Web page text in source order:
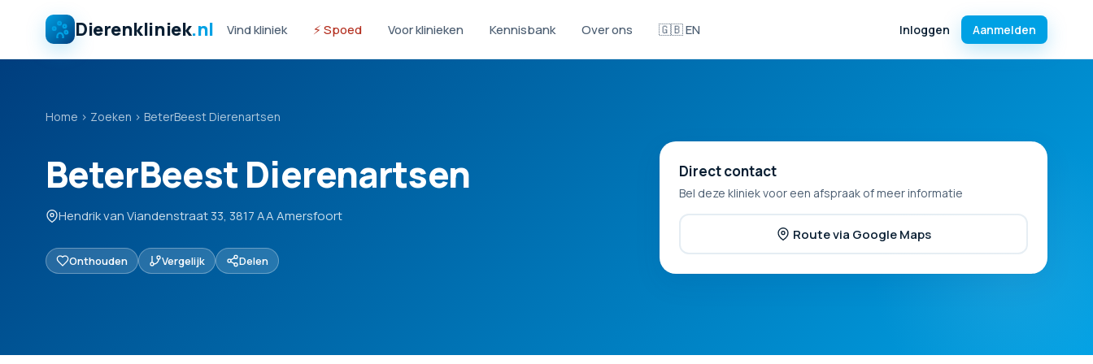
Dierenkliniek.nl Vind kliniek ⚡ Spoed Voor klinieken Kennisbank Over ons 🇬🇧 EN Inloggen Aanmelden
Home › Zoeken › BeterBeest Dierenartsen
BeterBeest Dierenartsen
Hendrik van Viandenstraat 33, 3817 AA Amersfoort
Onthouden Vergelijk Delen
Direct contact
Bel deze kliniek voor een afspraak of meer informatie
Route via Google Maps